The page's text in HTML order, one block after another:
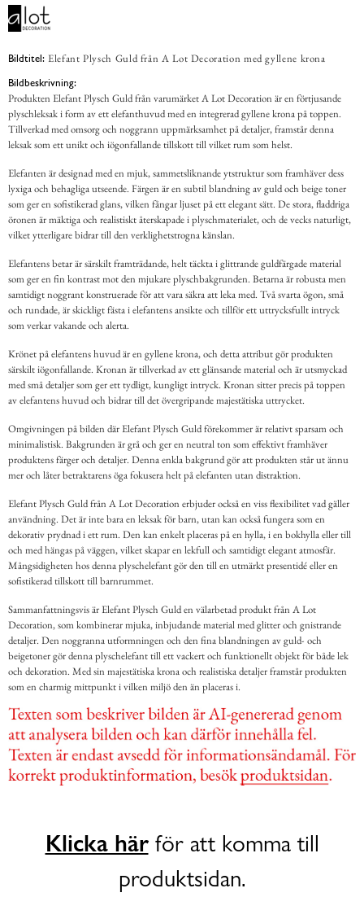
Bildtitel: Elefant Plysch Guld från A Lot Decoration med gyllene krona
Bildbeskrivning:
Produkten Elefant Plysch Guld från varumärket A Lot Decoration är en förtjusande
plyschleksak i form av ett elefanthuvud med en integrerad gyllene krona på toppen.
Tillverkad med omsorg och noggrann uppmärksamhet på detaljer, framstår denna
leksak som ett unikt och iögonfallande tillskott till vilket rum som helst.
Elefanten är designad med en mjuk, sammetsliknande ytstruktur som framhäver dess
lyxiga och behagliga utseende. Färgen är en subtil blandning av guld och beige toner
som ger en sofistikerad glans, vilken fångar ljuset på ett elegant sätt. De stora, fladdriga
öronen är mäktiga och realistiskt återskapade i plyschmaterialet, och de vecks naturligt,
vilket ytterligare bidrar till den verklighetstrogna känslan.
Elefantens betar är särskilt framträdande, helt täckta i glittrande guldfärgade material
som ger en fin kontrast mot den mjukare plyschbakgrunden. Betarna är robusta men
samtidigt noggrant konstruerade för att vara säkra att leka med. Två svarta ögon, små
och rundade, är skickligt fästa i elefantens ansikte och tillför ett uttrycksfullt intryck
som verkar vakande och alerta.
Krönet på elefantens huvud är en gyllene krona, och detta attribut gör produkten
särskilt iögonfallande. Kronan är tillverkad av ett glänsande material och är utsmyckad
med små detaljer som ger ett tydligt, kungligt intryck. Kronan sitter precis på toppen
av elefantens huvud och bidrar till det övergripande majestätiska uttrycket.
Omgivningen på bilden där Elefant Plysch Guld förekommer är relativt sparsam och
minimalistisk. Bakgrunden är grå och ger en neutral ton som effektivt framhäver
produktens färger och detaljer. Denna enkla bakgrund gör att produkten står ut ännu
mer och låter betraktarens öga fokusera helt på elefanten utan distraktion.
Elefant Plysch Guld från A Lot Decoration erbjuder också en viss flexibilitet vad gäller
användning. Det är inte bara en leksak för barn, utan kan också fungera som en
dekorativ prydnad i ett rum. Den kan enkelt placeras på en hylla, i en bokhylla eller till
och med hängas på väggen, vilket skapar en lekfull och samtidigt elegant atmosfär.
Mångsidigheten hos denna plyschelefant gör den till en utmärkt presentidé eller en
sofistikerad tillskott till barnrummet.
Sammanfattningsvis är Elefant Plysch Guld en välarbetad produkt från A Lot
Decoration, som kombinerar mjuka, inbjudande material med glitter och gnistrande
detaljer. Den noggranna utformningen och den fina blandningen av guld- och
beigetoner gör denna plyschelefant till ett vackert och funktionellt objekt för både lek
och dekoration. Med sin majestätiska krona och realistiska detaljer framstår produkten
som en charmig mittpunkt i vilken miljö den än placeras i.
Klicka härför att komma till
produktsidan.